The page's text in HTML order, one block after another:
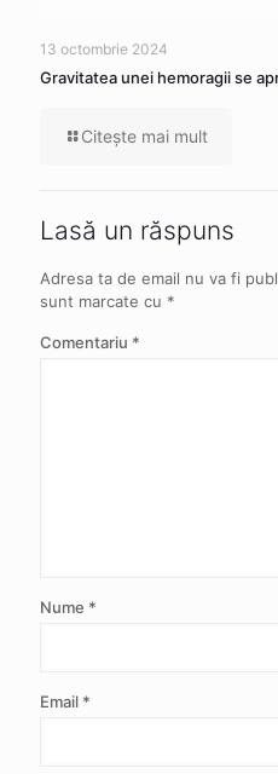
13 octombrie 2024
Gravitatea unei hemoragii se
Citeşte mai mult
Lasă un răspuns
Adresa ta de email nu va fi
sunt marcate cu *
Comentariu *
Nume *
Email *